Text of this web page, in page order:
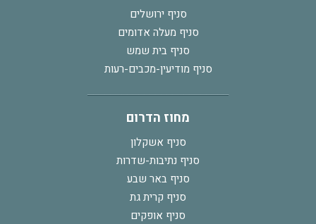
סניף ירושלים
סניף מעלה אדומים
סניף בית שמש
סניף מודיעין-מכבים-רעות
מחוז הדרום
סניף אשקלון
סניף נתיבות-שדרות
סניף באר שבע
סניף קרית גת
סניף אופקים